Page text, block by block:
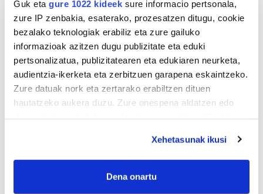
Guk eta gure 1022 kideek sure informacio pertsonala,
zure IP zenbakia, esaterako, prozesatzen ditugu, cookie
bezalako teknologiak erabiliz eta zure gailuko
informazioak azitzen dugu publizitate eta eduki
pertsonalizatua, publizitatearen eta edukiaren neurketa,
audientzia-ikerketa eta zerbitzuen garapena eskaintzeko.
Zure datuak nork eta zertarako erabiltzen dituen
hautatzeko aukera duzu. Zure onespena aldatzen edo
If you allow, we would also like to:
Collect information about your geographical
Xehetasunak ikusi
Dena onartu